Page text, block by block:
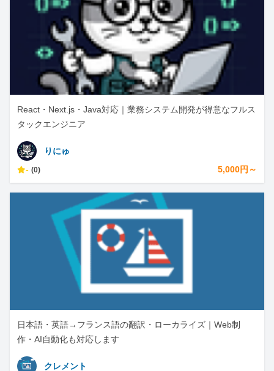
React・Next.js・Java対応｜業務システム開発が得意なフルス
タックエンジニア
りにゅ
- (0) 5,000円～
日本語・英語→フランス語の翻訳・ローカライズ｜Web制
作・AI自動化も対応します
クレメント